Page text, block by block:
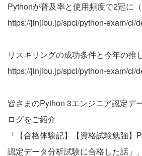
Pythonが普及率と使用頻度で2冠に（
https://jinjibu.jp/spcl/python-exam/cl/
リスキリングの成功条件と今年の推
https://jinjibu.jp/spcl/python-exam/cl/
皆さまのPython 3エンジニア認定デ
ログをご紹介
「【合格体験記】【資格試験勉強】
認定データ分析試験に合格した話」